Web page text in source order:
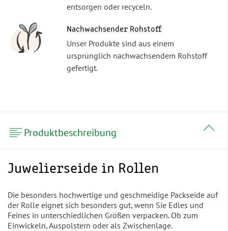
entsorgen oder recyceln.
Nachwachsender Rohstoff
Unser Produkte sind aus einem
ursprünglich nachwachsendem Rohstoff
gefertigt.
Produktbeschreibung
Juwelierseide in Rollen
Die besonders hochwertige und geschmeidige Packseide auf
der Rolle eignet sich besonders gut, wenn Sie Edles und
Feines in unterschiedlichen Größen verpacken. Ob zum
Einwickeln, Auspolstern oder als Zwischenlage.